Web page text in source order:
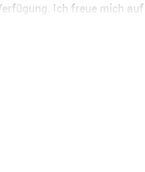
Ich freue mich